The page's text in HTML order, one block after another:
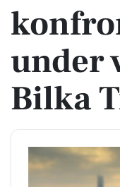
under
Bilka